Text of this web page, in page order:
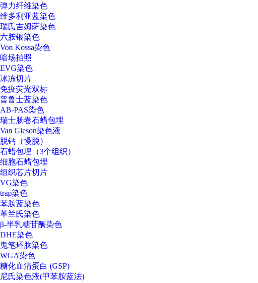
弹力纤维染色
维多利亚蓝染色
瑞氏吉姆萨染色
六胺银染色
Von Kossa染色
暗场拍照
EVG染色
冰冻切片
免疫荧光双标
普鲁士蓝染色
AB-PAS染色
瑞士肠卷石蜡包埋
Van Gieson染色液
脱钙（慢脱）
石蜡包埋（3个组织）
细胞石蜡包埋
组织芯片切片
VG染色
trap染色
苯胺蓝染色
革兰氏染色
β-半乳糖苷酶染色
DHE染色
鬼笔环肽染色
WGA染色
糖化血清蛋白 (GSP)
尼氏染色液(甲苯胺蓝法)